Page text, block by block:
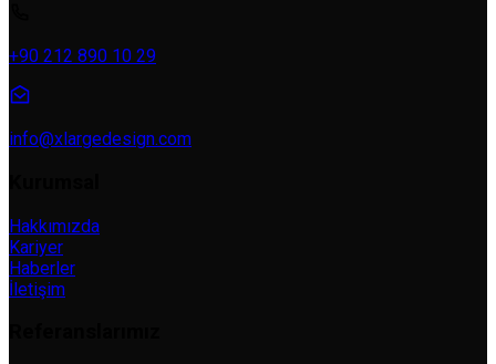
+90 212 890 10 29
info@xlargedesign.com
Hakkımızda
Kariyer
Haberler
İletişim